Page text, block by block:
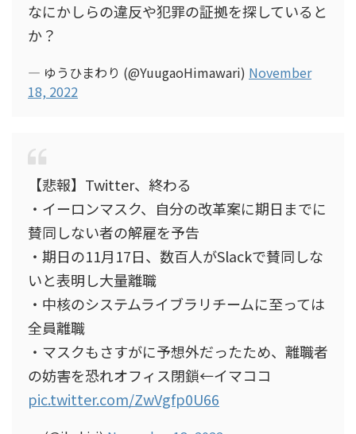
なにかしらの違反や犯罪の証拠を探していると
か？
— ゆうひまわり (@YuugaoHimawari) November
18, 2022
【悲報】Twitter、終わる
・イーロンマスク、自分の改革案に期日までに
賛同しない者の解雇を予告
・期日の11月17日、数百人がSlackで賛同しな
いと表明し大量離職
・中核のシステムライブラリチームに至っては
全員離職
・マスクもさすがに予想外だったため、離職者
の妨害を恐れオフィス閉鎖←イマココ
pic.twitter.com/ZwVgfp0U66